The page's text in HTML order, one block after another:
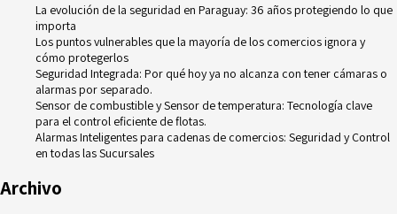
La evolución de la seguridad en Paraguay: 36 años protegiendo lo que
importa
Los puntos vulnerables que la mayoría de los comercios ignora y
cómo protegerlos
Seguridad Integrada: Por qué hoy ya no alcanza con tener cámaras o
alarmas por separado.
Sensor de combustible y Sensor de temperatura: Tecnología clave
para el control eficiente de flotas.
Alarmas Inteligentes para cadenas de comercios: Seguridad y Control
en todas las Sucursales
Archivo